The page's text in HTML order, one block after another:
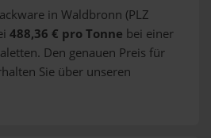
in Waldbronn (PLZ
488,36 € pro Tonne bei einer
Den genauen Preis für
Sie über unseren